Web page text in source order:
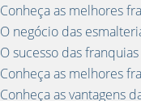
Conheça as melhores
O negócio das
O sucesso das
Conheça as melhores
Conheça as vantagens